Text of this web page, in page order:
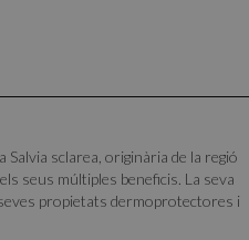
sclarea, originària de la regió
seus múltiples beneficis. La seva
propietats dermoprotectores i